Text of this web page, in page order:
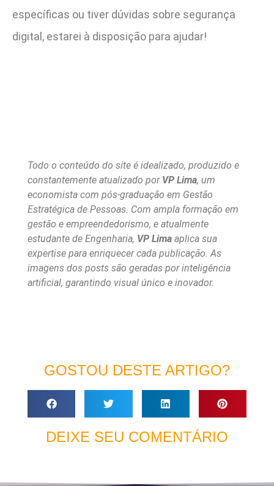
específicas ou tiver dúvidas sobre segurança
digital, estarei à disposição para ajudar!
Todo o conteúdo do site é idealizado, produzido e
constantemente atualizado por VP Lima, um
economista com pós-graduação em Gestão
Estratégica de Pessoas. Com ampla formação em
gestão e empreendedorismo, e atualmente
estudante de Engenharia, VP Lima aplica sua
expertise para enriquecer cada publicação. As
imagens dos posts são geradas por inteligência
artificial, garantindo visual único e inovador.
GOSTOU DESTE ARTIGO?
DEIXE SEU COMENTÁRIO